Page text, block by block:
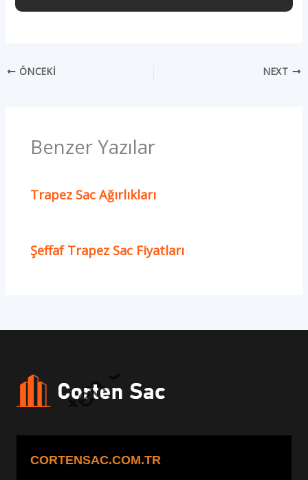
ÖNCEKI NEXT
Benzer Yazılar
Trapez Sac Ağırlıkları
Şeffaf Trapez Sac Fiyatları
CORTENSAC.COM.TR